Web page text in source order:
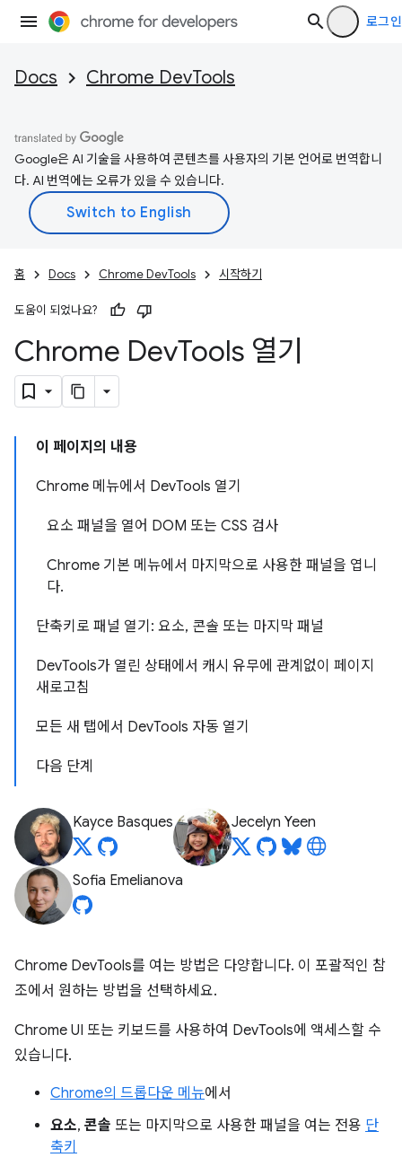
로그인
Docs Chrome DevTools
Google은 AI 기술을 사용하여 콘텐츠를 사용자의 기본 언어로 번역합니
다. AI 번역에는 오류가 있을 수 있습니다.
홈 Docs Chrome DevTools 시작하기
도움이 되었나요?
Chrome DevTools 열기
이 페이지의 내용
Chrome 메뉴에서 DevTools 열기
요소 패널을 열어 DOM 또는 CSS 검사
Chrome 기본 메뉴에서 마지막으로 사용한 패널을 엽니
다.
단축키로 패널 열기: 요소, 콘솔 또는 마지막 패널
DevTools가 열린 상태에서 캐시 유무에 관계없이 페이지
새로고침
모든 새 탭에서 DevTools 자동 열기
다음 단계
Kayce Basques Jecelyn Yeen
Sofia Emelianova
Chrome DevTools를 여는 방법은 다양합니다. 이 포괄적인 참
조에서 원하는 방법을 선택하세요.
Chrome UI 또는 키보드를 사용하여 DevTools에 액세스할 수
있습니다.
Chrome의 드롭다운 메뉴에서
요소, 콘솔 또는 마지막으로 사용한 패널을 여는 전용 단
축키